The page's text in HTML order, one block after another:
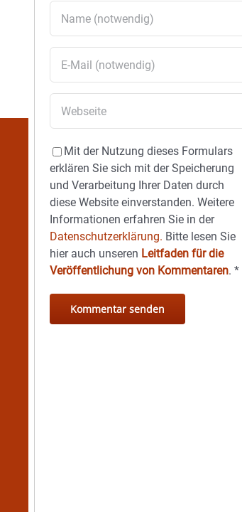
Mit der Nutzung dieses Formulars
erklären Sie sich mit der Speicherung
und Verarbeitung Ihrer Daten durch
diese Website einverstanden. Weitere
Informationen erfahren Sie in der
Datenschutzerklärung. Bitte lesen Sie
hier auch unseren Leitfaden für die
Veröffentlichung von Kommentaren.*